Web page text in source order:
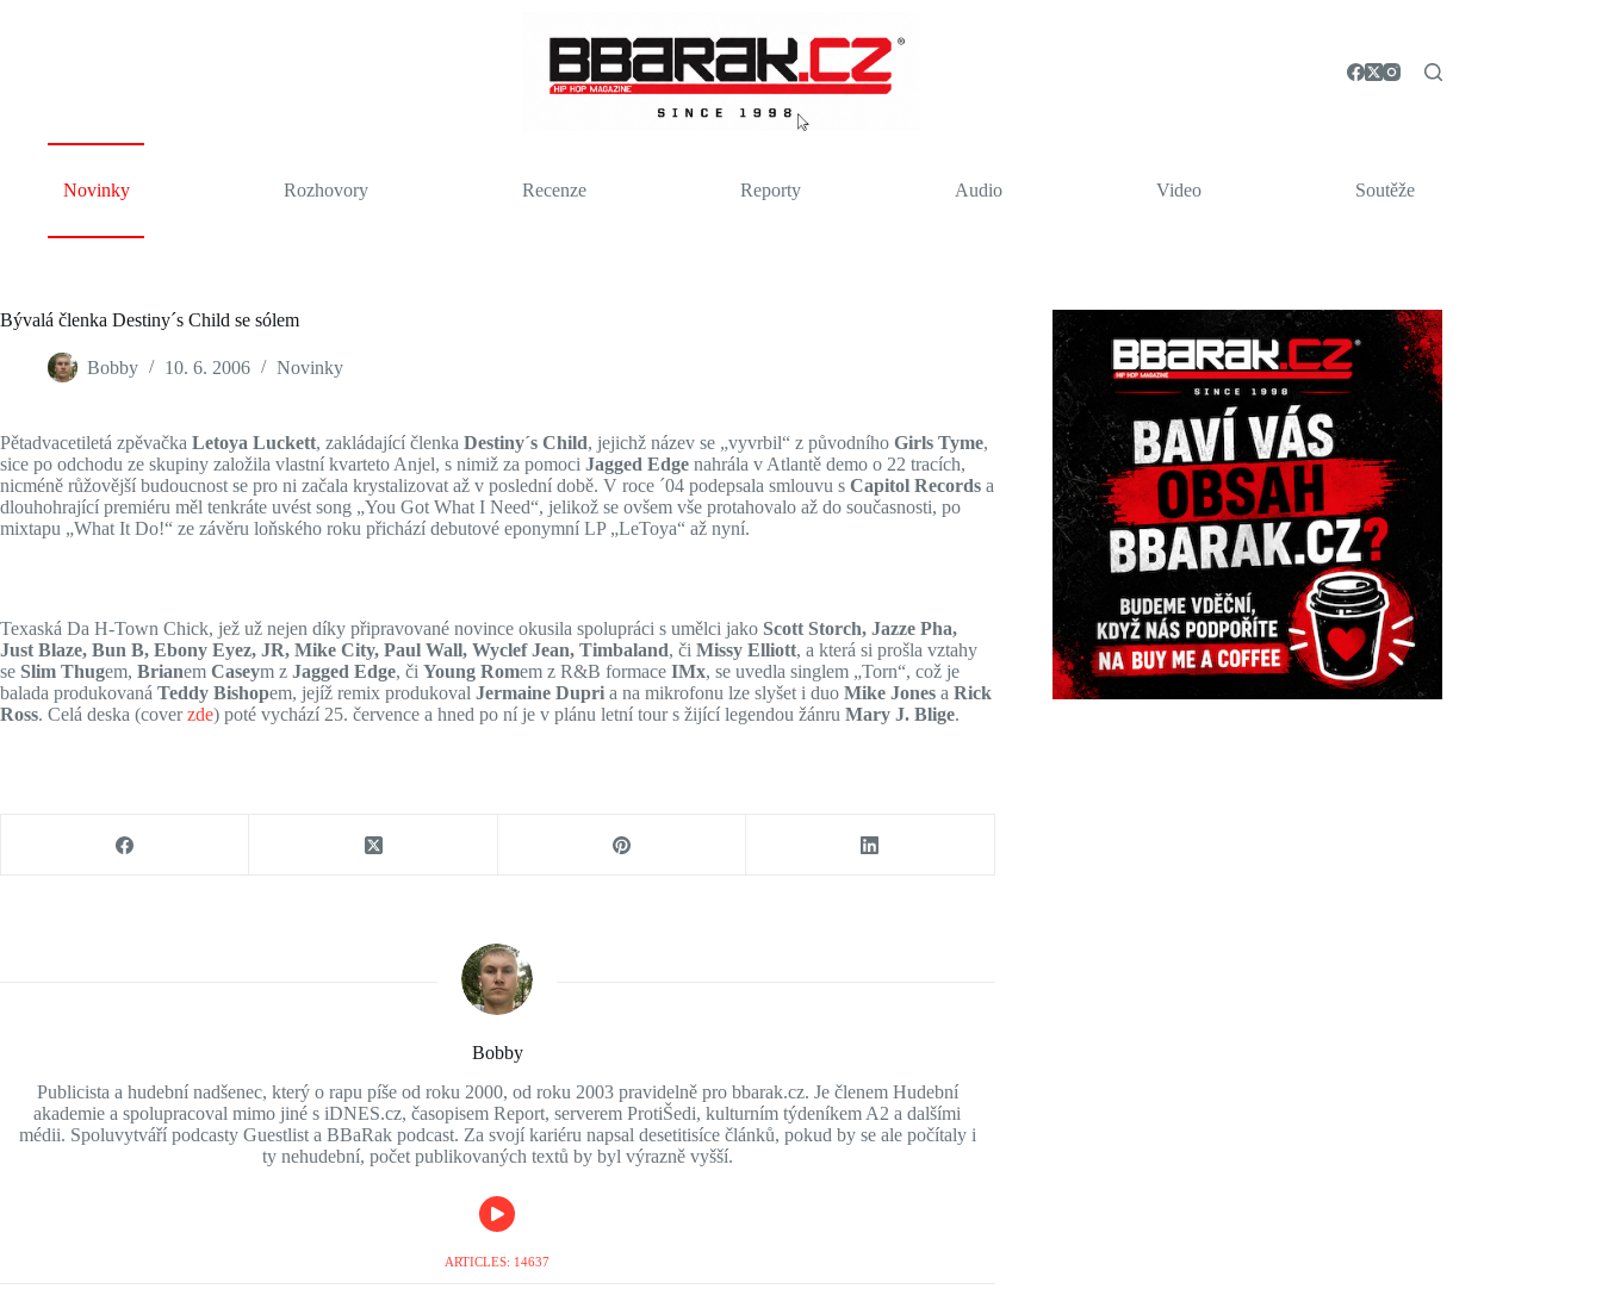
Novinky Rozhovory Recenze Reporty Audio Video Soutěže
Bývalá členka Destiny´s Child se sólem
Bobby 10. 6. 2006 Novinky
Pětadvacetiletá zpěvačka Letoya Luckett, zakládající členka Destiny´s Child, jejichž název se „vyvrbil“ z původního Girls Tyme,
sice po odchodu ze skupiny založila vlastní kvarteto Anjel, s nimiž za pomoci Jagged Edge nahrála v Atlantě demo o 22 tracích,
nicméně růžovější budoucnost se pro ni začala krystalizovat až v poslední době. V roce ´04 podepsala smlouvu s Capitol Records a
dlouhohrající premiéru měl tenkráte uvést song „You Got What I Need“, jelikož se ovšem vše protahovalo až do současnosti, po
mixtapu „What It Do!“ ze závěru loňského roku přichází debutové eponymní LP „LeToya“ až nyní.
Texaská Da H-Town Chick, jež už nejen díky připravované novince okusila spolupráci s umělci jako Scott Storch, Jazze Pha,
Just Blaze, Bun B, Ebony Eyez, JR, Mike City, Paul Wall, Wyclef Jean, Timbaland, či Missy Elliott, a která si prošla vztahy
se Slim Thugem, Brianem Caseym z Jagged Edge, či Young Romem z R&B formace IMx, se uvedla singlem „Torn“, což je
balada produkovaná Teddy Bishopem, jejíž remix produkoval Jermaine Dupri a na mikrofonu lze slyšet i duo Mike Jones a Rick
Ross. Celá deska (coverzde) poté vychází 25. července a hned po ní je v plánu letní tour s žijící legendou žánru Mary J. Blige.
Bobby
Publicista a hudební nadšenec, který o rapu píše od roku 2000, od roku 2003 pravidelně pro bbarak.cz. Je členem Hudební
akademie a spolupracoval mimo jiné s iDNES.cz, časopisem Report, serverem ProtiŠedi, kulturním týdeníkem A2 a dalšími
médii. Spoluvytváří podcasty Guestlist a BBaRak podcast. Za svojí kariéru napsal desetitisíce článků, pokud by se ale počítaly i
ty nehudební, počet publikovaných textů by byl výrazně vyšší.
ARTICLES: 14637